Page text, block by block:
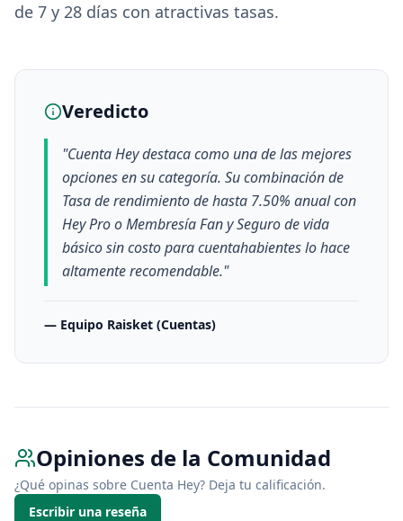
de 7 y 28 días con atractivas tasas.
Veredicto
"Cuenta Hey destaca como una de las mejores
opciones en su categoría. Su combinación de
Tasa de rendimiento de hasta 7.50% anual con
Hey Pro o Membresía Fan y Seguro de vida
básico sin costo para cuentahabientes lo hace
altamente recomendable."
— Equipo Raisket (Cuentas)
Opiniones de la Comunidad
¿Qué opinas sobre Cuenta Hey? Deja tu calificación.
Escribir una reseña